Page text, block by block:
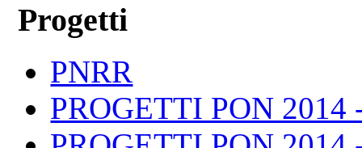
Progetti
PNRR
PROGETTI PON 2014